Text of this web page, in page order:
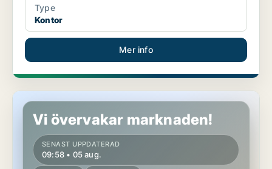
Type
Kontor
Mer info
Butikslokal i Karlstad
Vi övervakar marknaden!
SENAST UPPDATERAD
09:58 • 05 aug.